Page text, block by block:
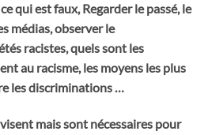
qui est faux, Regarder le passé, le
médias, observer le
racistes, quels sont les
au racisme, les moyens les plus
les discriminations …
mais sont nécessaires pour